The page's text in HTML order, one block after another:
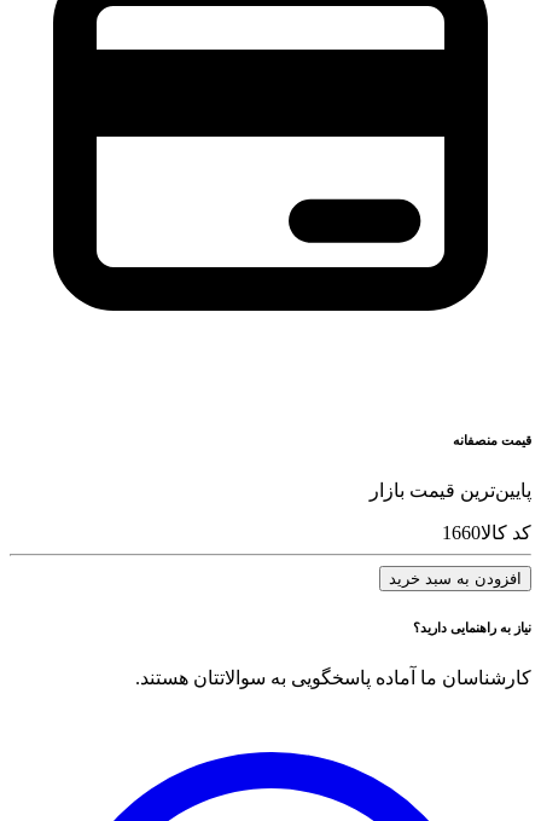
قیمت منصفانه
پایین‌ترین قیمت بازار
کد کالا1660
افزودن به سبد خرید
نیاز به راهنمایی دارید؟
کارشناسان ما آماده پاسخگویی به سوالاتتان هستند.